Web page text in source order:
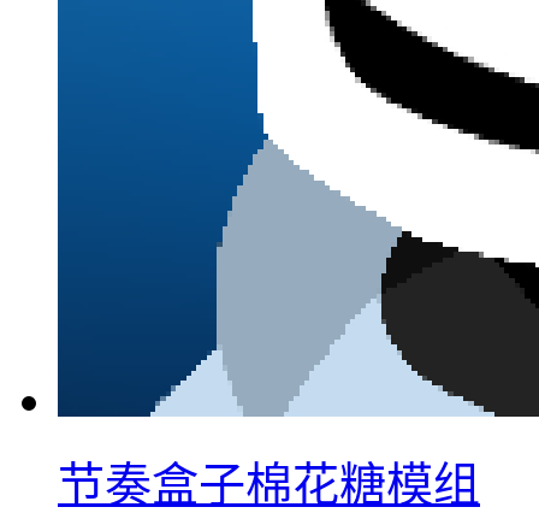
节奏盒子棉花糖模组